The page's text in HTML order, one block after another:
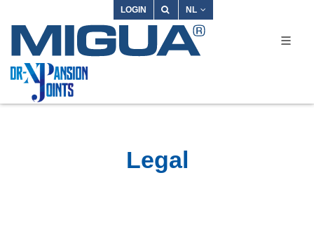
LOGIN NL
Legal